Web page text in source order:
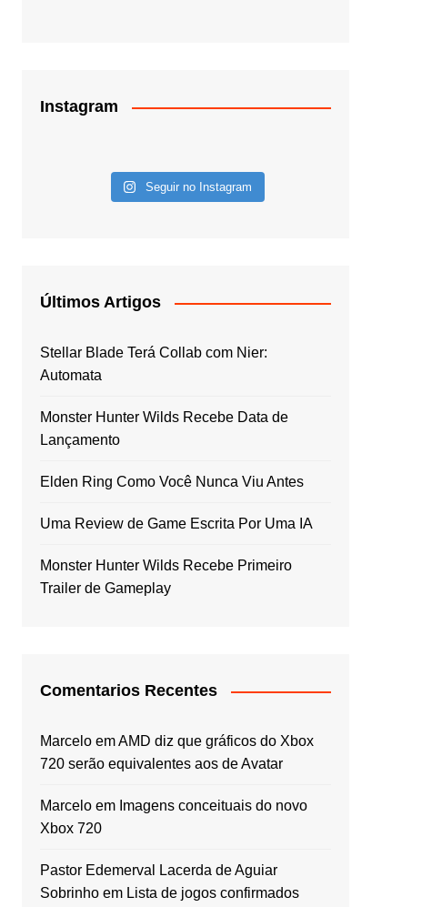
Instagram
Seguir no Instagram
Últimos Artigos
Stellar Blade Terá Collab com Nier:
Automata
Monster Hunter Wilds Recebe Data de
Lançamento
Elden Ring Como Você Nunca Viu Antes
Uma Review de Game Escrita Por Uma IA
Monster Hunter Wilds Recebe Primeiro
Trailer de Gameplay
Comentarios Recentes
Marcelo emAMD diz que gráficos do Xbox
720 serão equivalentes aos de Avatar
Marcelo em Imagens conceituais do novo
Xbox 720
Pastor Edemerval Lacerda de Aguiar
Sobrinho em Lista de jogos confirmados